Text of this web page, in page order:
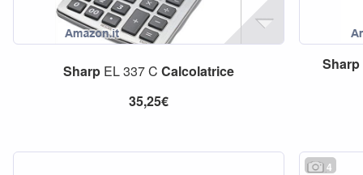
SharpEL 337 C Calcolatrice
35,25€
Sharp
4